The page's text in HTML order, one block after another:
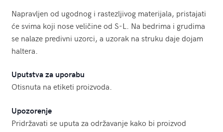
Napravljen od ugodnog i rastezljivog materijala, pristajati
će svima koji nose veličine od S-L. Na bedrima i grudima
se nalaze predivni uzorci, a uzorak na struku daje dojam
haltera.
Uputstva za uporabu
Otisnuta na etiketi proizvoda.
Upozorenje
Pridržavati se uputa za održavanje kako bi proizvod